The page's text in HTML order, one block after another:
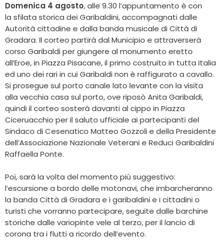
Domenica 4 agosto, alle 9.30 l’appuntamento è con
la sfilata storica dei Garibaldini, accompagnati dalle
Autorità cittadine e dalla banda musicale di Città di
Gradara. Il corteo partirà dal Municipio e attraverserà
corso Garibaldi per giungere al monumento eretto
all’Eroe, in Piazza Pisacane, il primo costruito in tutta Italia
ed uno dei rari in cui Garibaldi non è raffigurato a cavallo.
Si prosegue sul porto canale lato levante con la visita
alla vecchia casa sul porto, ove riposò Anita Garibaldi,
quindi il corteo sosterà davanti al cippo in Piazza
Ciceruacchio per il saluto ufficiale ai partecipanti del
Sindaco di Cesenatico Matteo Gozzoli e della Presidente
dell’Associazione Nazionale Veterani e Reduci Garibaldini
Raffaella Ponte.
Poi, sarà la volta del momento più suggestivo:
l’escursione a bordo delle motonavi, che imbarcheranno
la banda Città di Gradara e i garibaldini e i cittadini o
turisti che vorranno partecipare, seguite dalle barchine
storiche dalle variopinte vele al terzo, per il lancio di
corona tra i flutti a ricordo dell’evento.